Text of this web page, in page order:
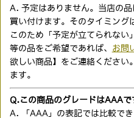
A. 予定はありません。当店の品
買い付けます。そのタイミング
このため「予定が立てられない
等の品をご希望であれば、 お問
欲しい商品】をご連絡ください
ます。
Q.この商品のグレードはAAAで
A. 「AAA」の表記では比較で